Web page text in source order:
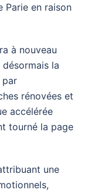
Parie en raison
à nouveau
la
par
rénovées et
accélérée
tourné la page
une